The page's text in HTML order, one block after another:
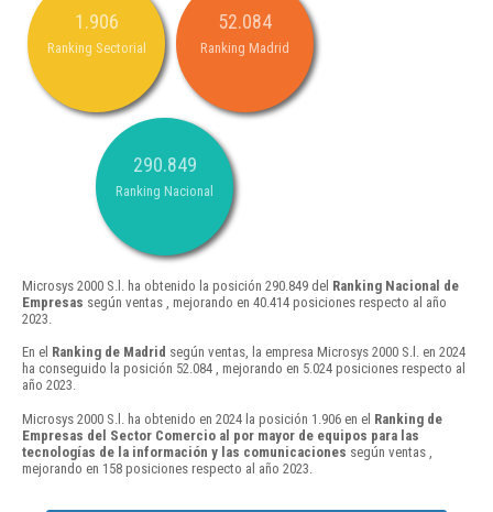
1.906
Ranking Sectorial
52.084
Ranking Madrid
290.849
Ranking Nacional
Microsys 2000 S.l. ha obtenido la posición 290.849 del Ranking Nacional de
Empresas según ventas , mejorando en 40.414 posiciones respecto al año
2023.
En el Ranking de Madrid según ventas, la empresa Microsys 2000 S.l. en 2024
ha conseguido la posición 52.084 , mejorando en 5.024 posiciones respecto al
año 2023.
Microsys 2000 S.l. ha obtenido en 2024 la posición 1.906 en el Ranking de
Empresas del Sector Comercio al por mayor de equipos para las
tecnologías de la información y las comunicaciones según ventas ,
mejorando en 158 posiciones respecto al año 2023.